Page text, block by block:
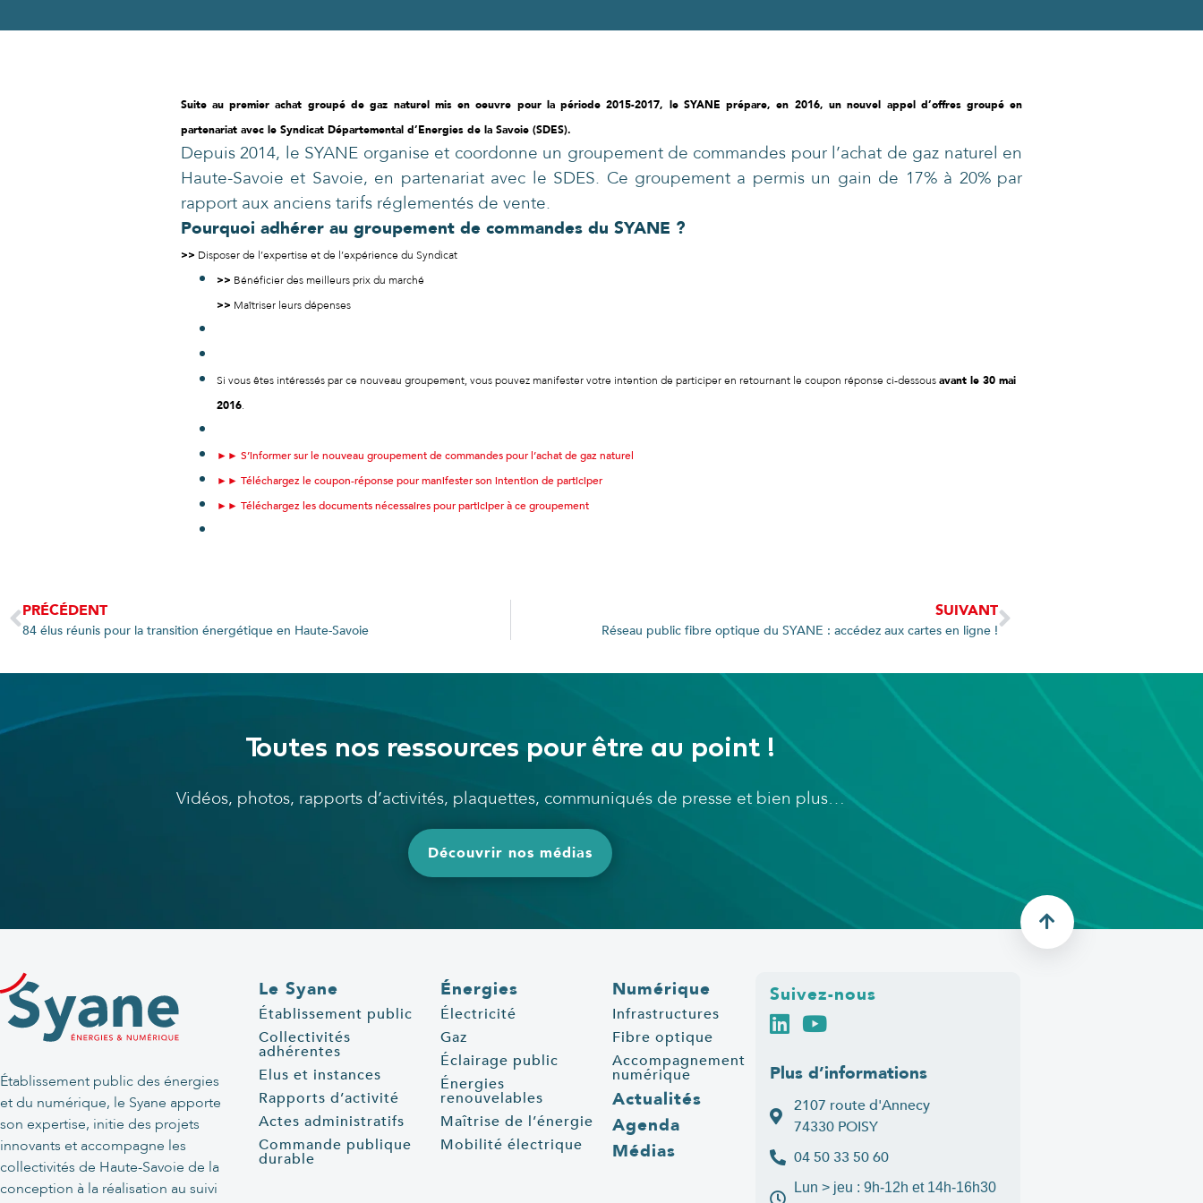
Suite au premier achat groupé de gaz naturel mis en oeuvre pour la période 2015-2017, le SYANE prépare, en 2016, un nouvel appel d’offres groupé en
partenariat avec le Syndicat Départemental d’Energies de la Savoie (SDES).
Depuis 2014, le SYANE organise et coordonne un groupement de commandes pour l’achat de gaz naturel en
Haute-Savoie et Savoie, en partenariat avec le SDES. Ce groupement a permis un gain de 17% à 20% par
rapport aux anciens tarifs réglementés de vente.
Pourquoi adhérer au groupement de commandes du SYANE ?
>> Disposer de l’expertise et de l’expérience du Syndicat
>> Bénéficier des meilleurs prix du marché
>> Maîtriser leurs dépenses
Si vous êtes intéressés par ce nouveau groupement, vous pouvez manifester votre intention de participer en retournant le coupon réponse ci-dessousavant le 30 mai
2016.
►► S’informer sur le nouveau groupement de commandes pour l’achat de gaz naturel
►► Téléchargez le coupon-réponse pour manifester son intention de participer
►► Téléchargez les documents nécessaires pour participer à ce groupement
PRÉCÉDENT
84 élus réunis pour la transition énergétique en Haute-Savoie
SUIVANT
Réseau public fibre optique du SYANE : accédez aux cartes en ligne !
Toutes nos ressources pour être au point !
Vidéos, photos, rapports d’activités, plaquettes, communiqués de presse et bien plus…
Découvrir nos médias
Établissement public des énergies
et du numérique, le Syane apporte
son expertise, initie des projets
innovants et accompagne les
collectivités de Haute-Savoie de la
conception à la réalisation au suivi
Le Syane
Établissement public
Collectivités
adhérentes
Elus et instances
Rapports d’activité
Actes administratifs
Commande publique
durable
Énergies
Électricité
Gaz
Éclairage public
Énergies
renouvelables
Maîtrise de l’énergie
Mobilité électrique
Numérique
Infrastructures
Fibre optique
Accompagnement
numérique
Actualités
Agenda
Médias
Suivez-nous
Plus d’informations
2107 route d'Annecy
74330 POISY
04 50 33 50 60
Lun > jeu : 9h-12h et 14h-16h30